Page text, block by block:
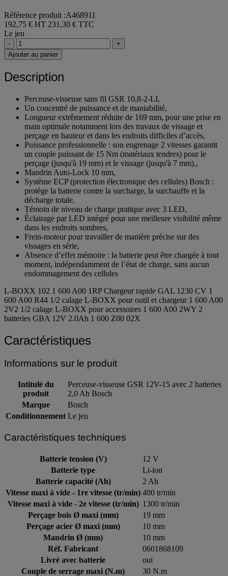
Référence produit :A468911
192,75 € HT 231,30 € TTC
Le jeu
-
+
Ajouter au panier
Description
Perceuse-visseuse sans fil GSR 10,8-2-LI,
Un concentré de puissance et de maniabilité,
Longueur extrêmement réduite de 169 mm, pour une prise en
main optimale notamment lors des travaux de vissage et
perçage en hauteur et dans les endroits difficiles d’accès,
Puissance professionnelle : son engrenage 2 vitesses garantit
un couple puissant de 15 Nm (matériaux tendres) pour le
perçage (jusqu'à 19 mm) et le vissage (jusqu'à 7 mm).,
Mandrin Auto-Lock 10 mm,
Système ECP (protection électronique des cellules) Bosch :
protège la batterie contre la surcharge, la surchauffe et la
décharge totale,
Témoin de niveau de charge pratique avec 3 LED,
Éclairage par LED intégré pour une meilleure visibilité même
dans les endroits sombres,
Frein-moteur pour travailler de manière précise sur des
vissages en série,
Absence d’effet mémoire : la batterie peut être chargée à tout
moment, indépendamment de l’état de charge, sans aucun
endommagement des cellules
L-BOXX 102 1 600 A00 1RP Chargeur rapide GAL 1230 CV 1
600 A00 R44 1/2 calage L-BOXX pour outil et chargeur 1 600 A00
2V2 1/2 calage L-BOXX pour accessoires 1 600 A00 2WY 2
batteries GBA 12V 2.0Ah 1 600 Z00 02X
Caractéristiques
Informations sur le produit
Intitulé du
produit
Perceuse-visseuse GSR 12V-15 avec 2 batteries
2,0 Ah Bosch
Marque
Bosch
Conditionnement Le jeu
Caractéristiques techniques
Batterie tension (V)
12 V
Batterie type
Li-ion
Batterie capacité (Ah)
2 Ah
Vitesse maxi à vide - 1re vitesse (tr/min) 400 tr/min
Vitesse maxi à vide - 2e vitesse (tr/min) 1300 tr/min
Perçage bois Ø maxi (mm)
19 mm
Perçage acier Ø maxi (mm)
10 mm
Mandrin Ø (mm)
10 mm
Réf. Fabricant
0601868109
Livré avec batterie
oui
Couple de serrage maxi (N.m)
30 N.m